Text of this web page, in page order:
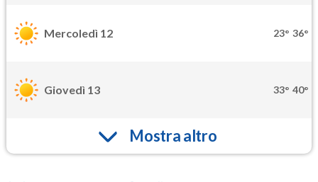
Mercoledì 12 23° 36°
Giovedì 13 33° 40°
Mostra altro